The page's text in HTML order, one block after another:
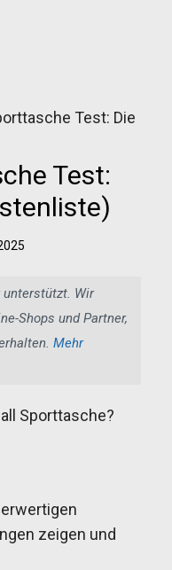
Test: Die
Test:
unterstützt. Wir
Shops und Partner,
Mehr
Sporttasche?
zeigen und